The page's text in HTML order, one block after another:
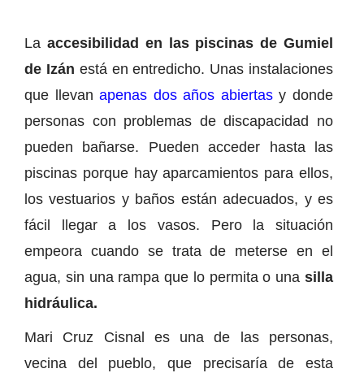
La accesibilidad en las piscinas de Gumiel
de Izán está en entredicho. Unas instalaciones
que llevanapenas dos años abiertasy donde
personas con problemas de discapacidad no
pueden bañarse. Pueden acceder hasta las
piscinas porque hay aparcamientos para ellos,
los vestuarios y baños están adecuados, y es
fácil llegar a los vasos. Pero la situación
empeora cuando se trata de meterse en el
agua, sin una rampa que lo permita o una silla
hidráulica.
Mari Cruz Cisnal es una de las personas,
vecina del pueblo, que precisaría de esta